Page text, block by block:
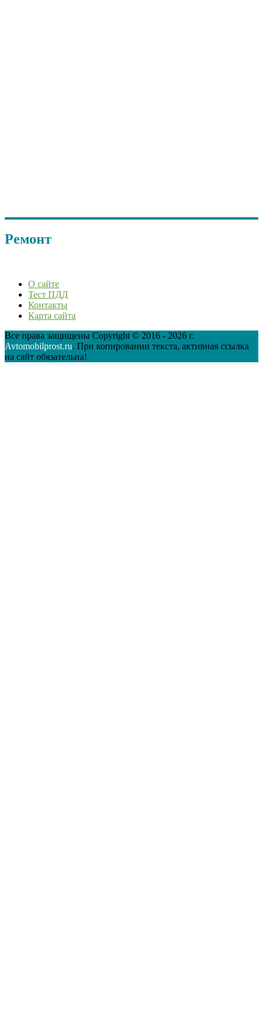
Ремонт
О сайте
Тест ПДД
Контакты
Карта сайта
Все права защищены Copyright © 2016 - 2026 г.
Avtomobilprost.ru. При копировании текста, активная ссылка
на сайт обязательна!